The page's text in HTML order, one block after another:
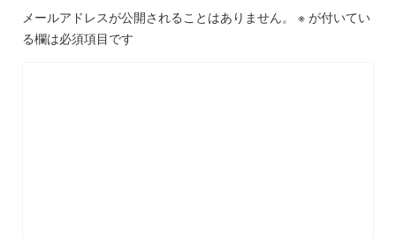
メールアドレスが公開されることはありません。 ※ が付いてい
る欄は必須項目です